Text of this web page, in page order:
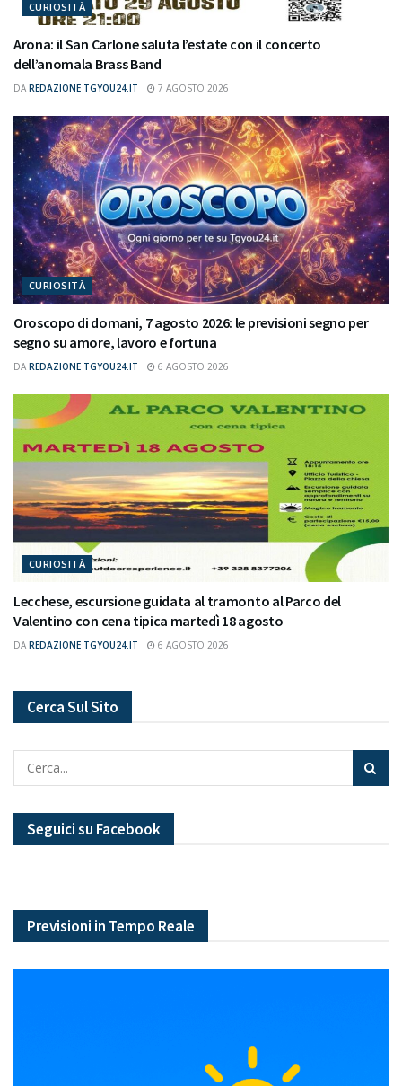
CURIOSITÀ
Arona: il San Carlone saluta l’estate con il concerto
dell’anomala Brass Band
DA REDAZIONE TGYOU24.IT 7 AGOSTO 2026
CURIOSITÀ
Oroscopo di domani, 7 agosto 2026: le previsioni segno per
segno su amore, lavoro e fortuna
DA REDAZIONE TGYOU24.IT 6 AGOSTO 2026
CURIOSITÀ
Lecchese, escursione guidata al tramonto al Parco del
Valentino con cena tipica martedì 18 agosto
DA REDAZIONE TGYOU24.IT 6 AGOSTO 2026
Cerca Sul Sito
Seguici su Facebook
Previsioni in Tempo Reale